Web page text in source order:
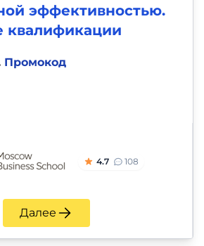
эффективностью.
Промокод
4.7 108
Далее